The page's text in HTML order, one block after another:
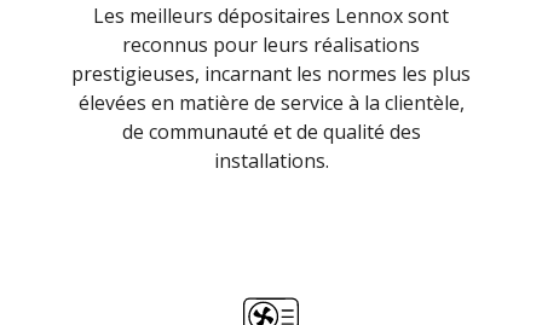
Les meilleurs dépositaires Lennox sont
reconnus pour leurs réalisations
prestigieuses, incarnant les normes les plus
élevées en matière de service à la clientèle,
de communauté et de qualité des
installations.